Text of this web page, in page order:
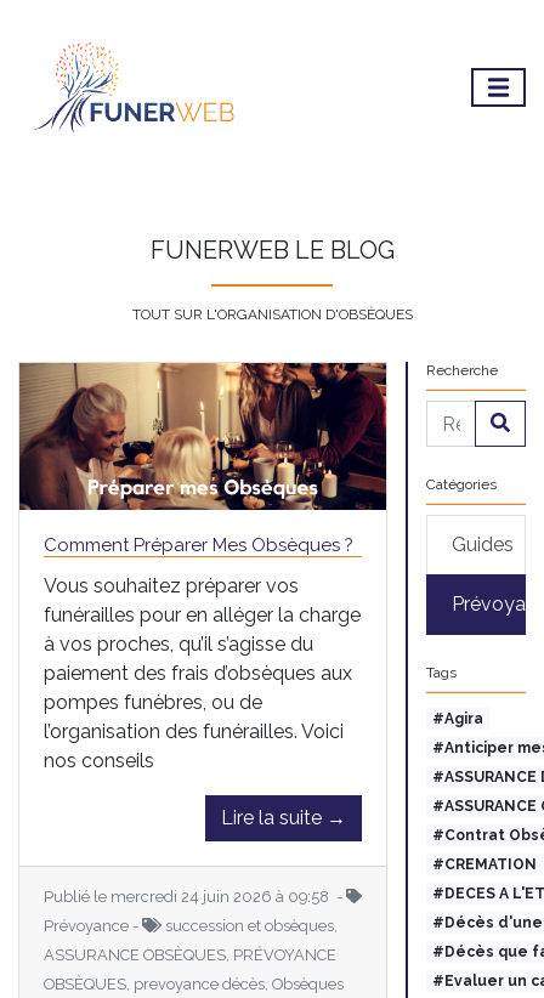
FUNERWEB LE BLOG
TOUT SUR L'ORGANISATION D'OBSÈQUES
Comment Préparer Mes Obsèques ?
Vous souhaitez préparer vos
funérailles pour en alléger la charge
à vos proches, qu’il s’agisse du
paiement des frais d’obsèques aux
pompes funèbres, ou de
l’organisation des funérailles. Voici
nos conseils
Lire la suite →
Publié le mercredi 24 juin 2026 à 09:58 -
Prévoyance -
succession et obsèques,
ASSURANCE OBSÈQUES, PRÉVOYANCE
OBSÈQUES, prevoyance décès, Obsèques
Recherche
Catégories
Guides
Tags
#Agira
#Anticiper
#ASSURANCE
#ASSURANCE
#Contrat
#CREMATION
#DECES A
#Décès
#Décès que
#Evaluer un